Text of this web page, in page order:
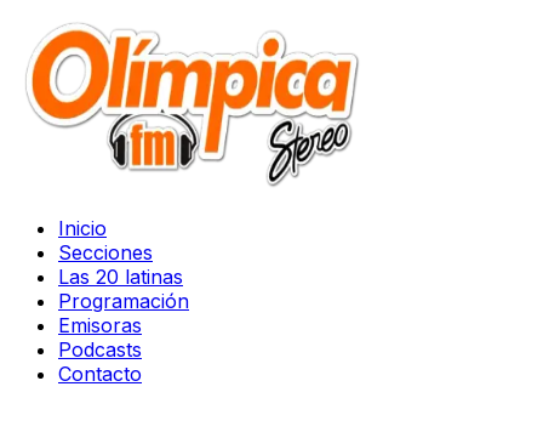
Inicio
Secciones
Las 20 latinas
Programación
Emisoras
Podcasts
Contacto